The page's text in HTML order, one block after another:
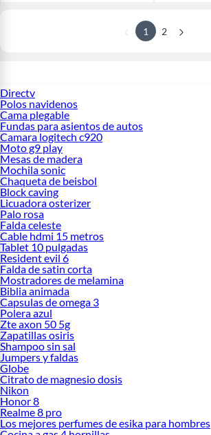
1 2
Directv
Polos navidenos
Cama plegable
Fundas para asientos de autos
Camara logitech c920
Moto g9 play
Mesas de madera
Mochila sonic
Chaqueta de beisbol
Block caving
Licuadora osterizer
Palo rosa
Falda celeste
Cable hdmi 15 metros
Tablet 10 pulgadas
Resident evil 6
Falda de satin corta
Mostradores de melamina
Biblia animada
Capsulas de omega 3
Polera azul
Zte axon 50 5g
Zapatillas osiris
Shampoo sin sal
Jumpers y faldas
Globe
Citrato de magnesio dosis
Nikon
Honor 8
Realme 8 pro
Los mejores perfumes de esika para hombres